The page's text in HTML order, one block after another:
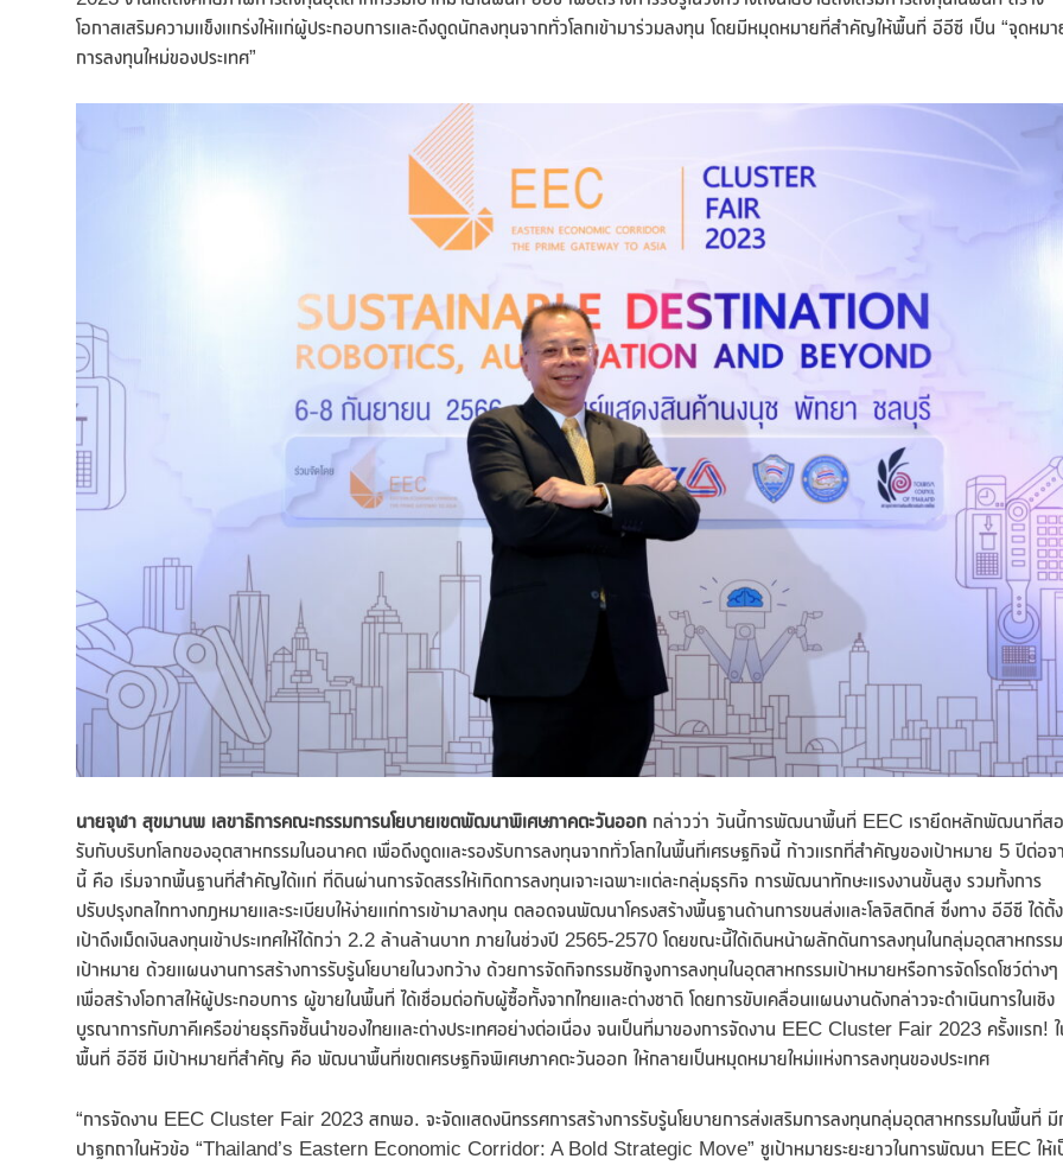
โอกาสเสริมความแข็งแกร่งให้แก่ผู้ประกอบการและดึงดูดนักลงทุนจากทั่วโลกเข้ามาร่วมลงทุน โดยมีหมุดหมายที่สำคัญให้พื้นที่ อีอีซี เป็น “จุดหมา
การลงทุนใหม่ของประเทศ”
นายจุฬา สุขมานพ เลขาธิการคณะกรรมการนโยบายเขตพัฒนาพิเศษภาคตะวันออก กล่าวว่า วันนี้การพัฒนาพื้นที่ EEC เรายึดหลักพัฒนาที่ส
รับกับบริบทโลกของอุตสาหกรรมในอนาคต เพื่อดึงดูดและรองรับการลงทุนจากทั่วโลกในพื้นที่เศรษฐกิจนี้ ก้าวแรกที่สำคัญของเป้าหมาย 5 ปีต่อจ
นี้ คือ เริ่มจากพื้นฐานที่สำคัญได้แก่ ที่ดินผ่านการจัดสรรให้เกิดการลงทุนเจาะเฉพาะแต่ละกลุ่มธุรกิจ การพัฒนาทักษะแรงงานขั้นสูง รวมทั้งการ
ปรับปรุงกลไกทางกฎหมายและระเบียบให้ง่ายแก่การเข้ามาลงทุน ตลอดจนพัฒนาโครงสร้างพื้นฐานด้านการขนส่งและโลจิสติกส์ ซึ่งทาง อีอีซี ได้ตั้ง
เป้าดึงเม็ดเงินลงทุนเข้าประเทศให้ได้กว่า 2.2 ล้านล้านบาท ภายในช่วงปี 2565-2570 โดยขณะนี้ได้เดินหน้าผลักดันการลงทุนในกลุ่มอุตสาหกรรม
เป้าหมาย ด้วยแผนงานการสร้างการรับรู้นโยบายในวงกว้าง ด้วยการจัดกิจกรรมชักจูงการลงทุนในอุตสาหกรรมเป้าหมายหรือการจัดโรดโชว์ต่างๆ
เพื่อสร้างโอกาสให้ผู้ประกอบการ ผู้ขายในพื้นที่ ได้เชื่อมต่อกับผู้ซื้อทั้งจากไทยและต่างชาติ โดยการขับเคลื่อนแผนงานดังกล่าวจะดำเนินการในเชิง
บูรณาการกับภาคีเครือข่ายธุรกิจชั้นนำของไทยและต่างประเทศอย่างต่อเนื่อง จนเป็นที่มาของการจัดงาน EEC Cluster Fair 2023 ครั้งแรก!
พื้นที่ อีอีซี มีเป้าหมายที่สำคัญ คือ พัฒนาพื้นที่เขตเศรษฐกิจพิเศษภาคตะวันออก ให้กลายเป็นหมุดหมายใหม่แห่งการลงทุนของประเทศ
“การจัดงาน EEC Cluster Fair 2023 สกพอ. จะจัดแสดงนิทรรศการสร้างการรับรู้นโยบายการส่งเสริมการลงทุนกลุ่มอุตสาหกรรมในพื้นที่ มี
ปาฐกถาในหัวข้อ “Thailand’s Eastern Economic Corridor: A Bold Strategic Move” ชูเป้าหมายระยะยาวในการพัฒนา EEC ให้เ